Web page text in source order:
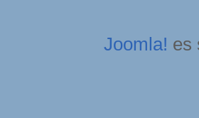
Joomla! es